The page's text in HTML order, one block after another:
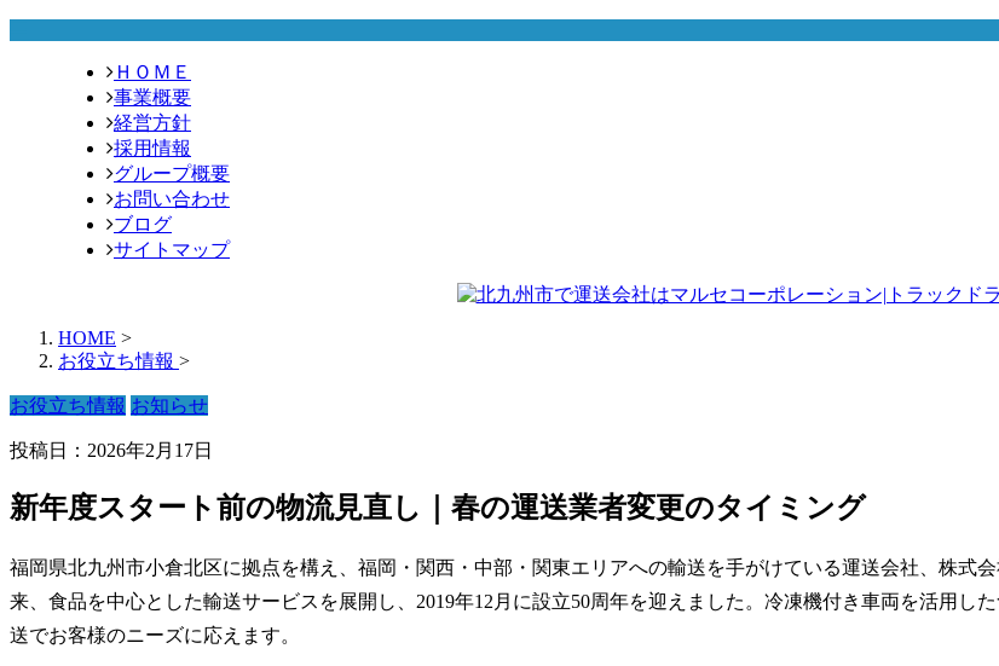
ＨＯＭＥ
事業概要
経営方針
採用情報
グループ概要
お問い合わせ
ブログ
サイトマップ
HOME >
お役立ち情報 >
お役立ち情報 お知らせ
投稿日：2026年2月17日
新年度スタート前の物流見直し｜春の運送業者変更のタイミング
福岡県北九州市小倉北区に拠点を構え、福岡・関西・中部・関東エリアへの輸送を手がけている運送会社、株式
来、食品を中心とした輸送サービスを展開し、2019年12月に設立50周年を迎えました。冷凍機付き車両を活用
送でお客様のニーズに応えます。